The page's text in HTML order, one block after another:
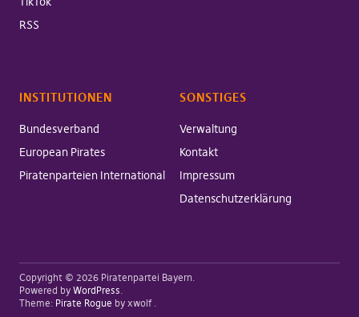
RSS
INSTITUTIONEN
Bundesverband
European Pirates
Piratenparteien International
SONSTIGES
Verwaltung
Kontakt
Impressum
Datenschutzerklärung
Copyright © 2026 Piratenpartei Bayern
Powered by WordPress
Theme: Pirate Rogue by xwolf